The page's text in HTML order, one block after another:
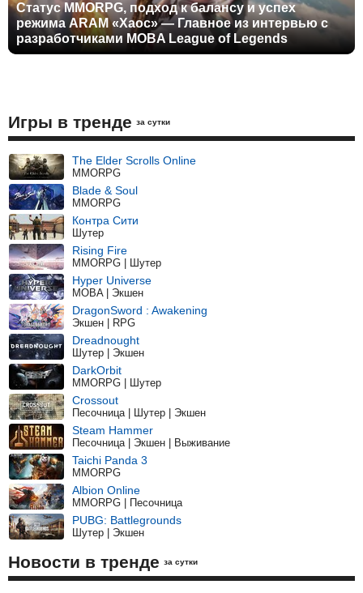
Статус MMORPG, подход к балансу и успех
режима ARAM «Хаос» — Главное из интервью с
разработчиками MOBA League of Legends
Игры в тренде за сутки
The Elder Scrolls Online
MMORPG
Blade & Soul
MMORPG
Контра Сити
Шутер
Rising Fire
MMORPG | Шутер
Hyper Universe
MOBA | Экшен
DragonSword : Awakening
Экшен | RPG
Dreadnought
Шутер | Экшен
DarkOrbit
MMORPG | Шутер
Crossout
Песочница | Шутер | Экшен
Steam Hammer
Песочница | Экшен | Выживание
Taichi Panda 3
MMORPG
Albion Online
MMORPG | Песочница
PUBG: Battlegrounds
Шутер | Экшен
Новости в тренде за сутки